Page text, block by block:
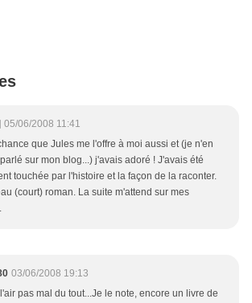
05/06/2008 11:41
que Jules me l'offre à moi aussi et (je n'en
sur mon blog...) j'avais adoré ! J'avais été
touchée par l'histoire et la façon de la raconter.
(court) roman. La suite m'attend sur mes
03/06/2008 19:13
pas mal du tout...Je le note, encore un livre de